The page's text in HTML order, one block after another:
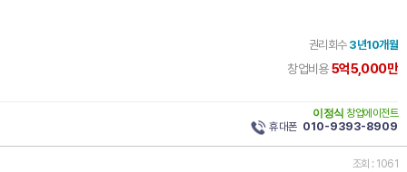
권리회수 3년10개월
창업비용5억5,000만
이정식 창업에이전트
휴대폰 010-9393-8909
조회 : 1061